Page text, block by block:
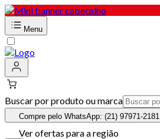
Menu
Buscar por produto ou marca
Compre pelo WhatsApp: (21) 97971-2181
Ver ofertas para a região